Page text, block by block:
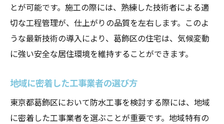
家庭の安全を守るための防水対策
未来を見据えた防水工事の可能性
葛飾区の地形に適応した高度な防水工事の方法
高度な技術が求められる理由
実践的な地形適応工法の事例
防水工事における地形の影響と対策
とが可能です。施工の際には、熟練した技術者による適
切な工程管理が、仕上がりの品質を左右します。このよ
うな最新技術の導入により、葛飾区の住宅は、気候変動
に強い安全な居住環境を維持することができます。
地域に密着した工事業者の選び方
東京都葛飾区において防水工事を検討する際には、地域
に密着した工事業者を選ぶことが重要です。地域特有の